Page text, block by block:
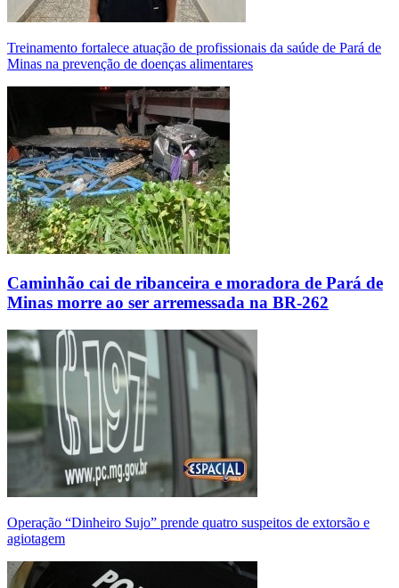
Treinamento fortalece atuação de profissionais da saúde de Pará de
Minas na prevenção de doenças alimentares
Caminhão cai de ribanceira e moradora de Pará de
Minas morre ao ser arremessada na BR-262
Operação “Dinheiro Sujo” prende quatro suspeitos de extorsão e
agiotagem